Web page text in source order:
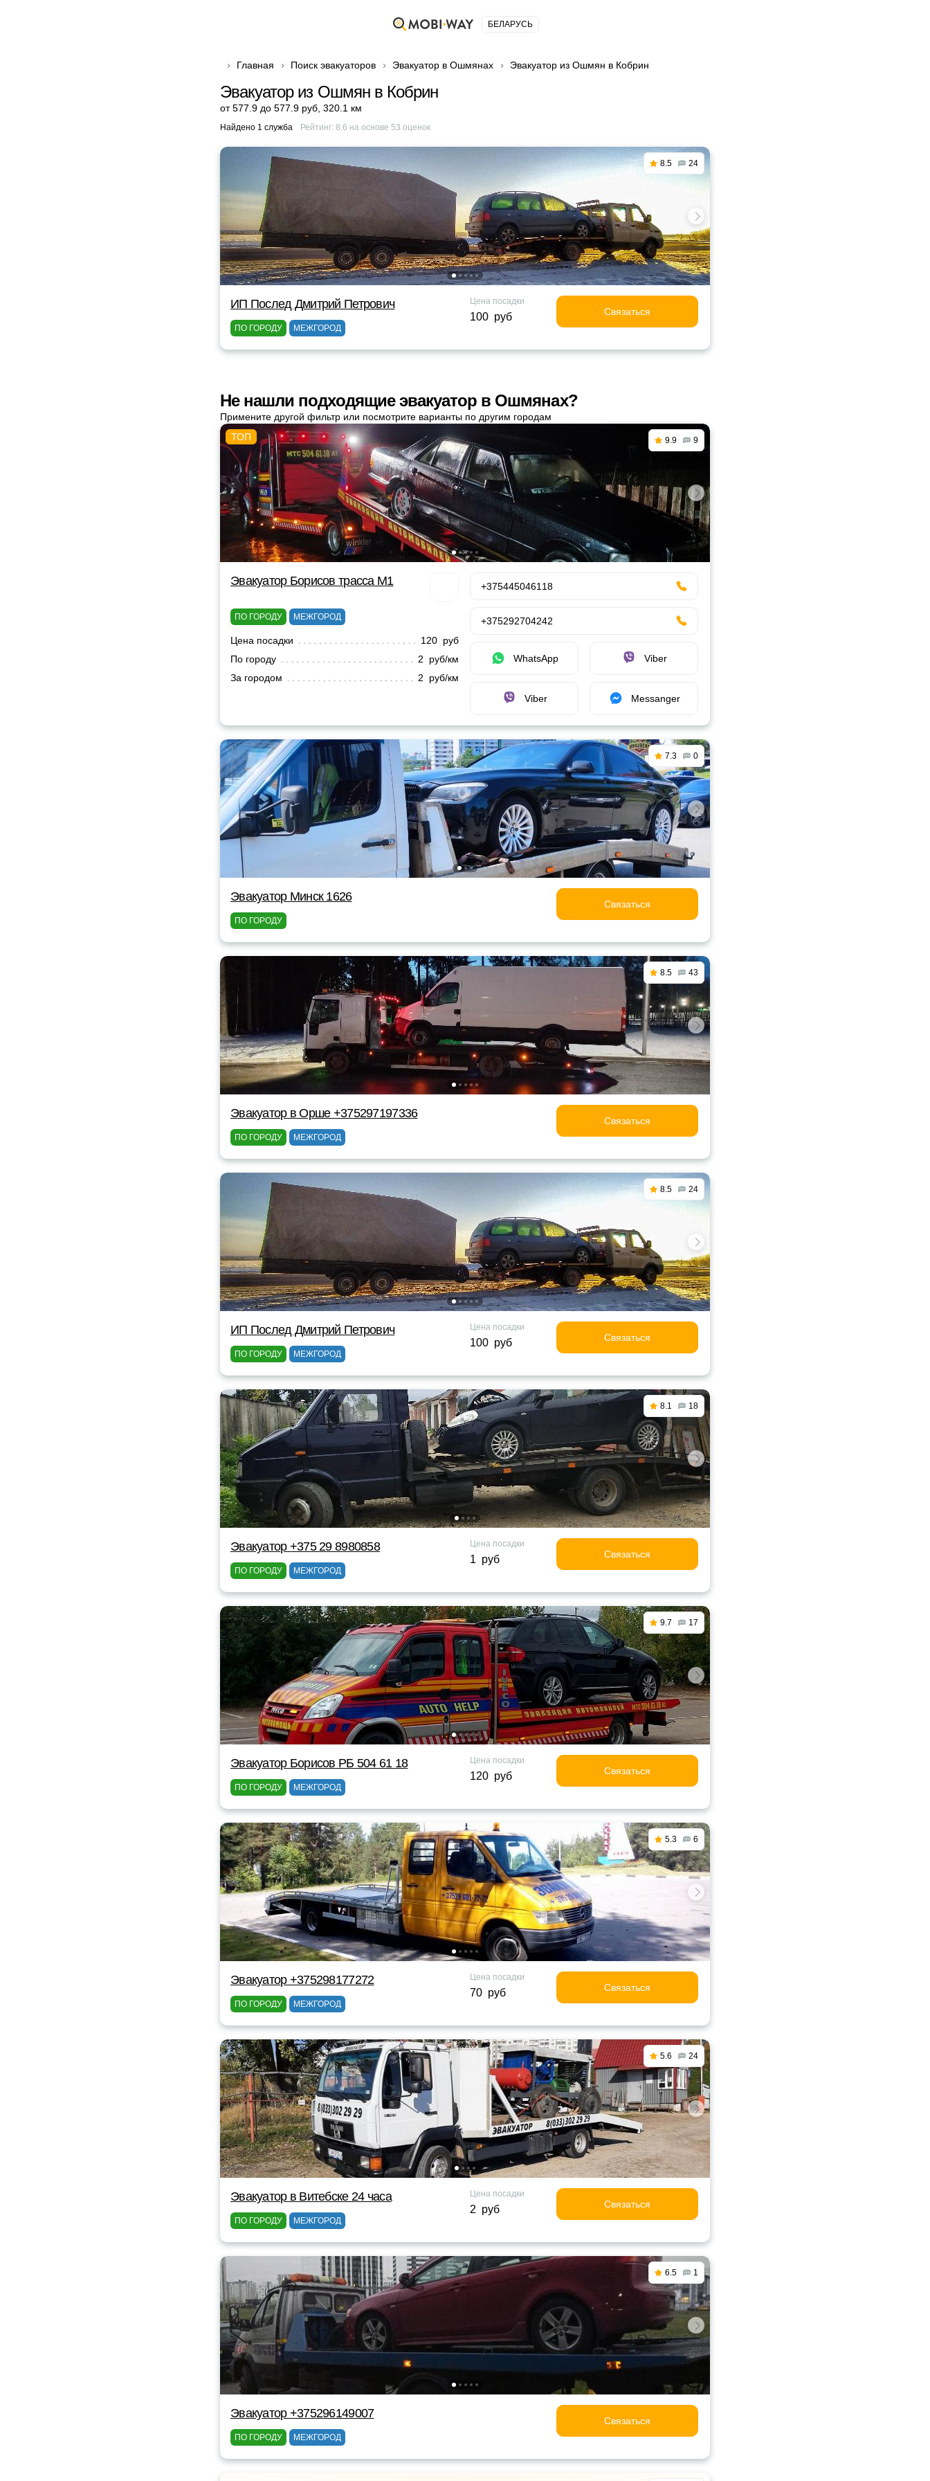
БЕЛАРУСЬ
Главная Поиск эвакуаторов Эвакуатор в Ошмянах Эвакуатор из Ошмян в Кобрин
Эвакуатор из Ошмян в Кобрин
от 577.9 до 577.9 руб 320.1 км
Найдено 1 служба Рейтинг: 8.6 на основе 53 оценок
8.5 24
ИП Послед Дмитрий Петрович
ПО ГОРОДУ МЕЖГОРОД
Цена посадки
100 руб Связаться
Не нашли подходящие эвакуатор в Ошмянах?
Примените другой фильтр или посмотрите варианты по другим городам
9.9 9
Эвакуатор Борисов трасса М1
ПО ГОРОДУ МЕЖГОРОД
Цена посадки
120 руб
По городу
2 руб/км
За городом
2 руб/км
+375445046118
+375292704242
WhatsApp Viber
Viber Messanger
7.3 0
Эвакуатор Минск 1626
ПО ГОРОДУ
Связаться
8.5 43
Эвакуатор в Орше +375297197336
ПО ГОРОДУ МЕЖГОРОД
Связаться
8.5 24
ИП Послед Дмитрий Петрович
ПО ГОРОДУ МЕЖГОРОД
Цена посадки
100 руб Связаться
8.1 18
Эвакуатор +375 29 8980858
ПО ГОРОДУ МЕЖГОРОД
Цена посадки
1 руб Связаться
9.7 17
Эвакуатор Борисов РБ 504 61 18
ПО ГОРОДУ МЕЖГОРОД
Цена посадки
120 руб Связаться
5.3 6
Эвакуатор +375298177272
ПО ГОРОДУ МЕЖГОРОД
Цена посадки
70 руб Связаться
5.6 24
Эвакуатор в Витебске 24 часа
ПО ГОРОДУ МЕЖГОРОД
Цена посадки
2 руб Связаться
6.5 1
Эвакуатор +375296149007
ПО ГОРОДУ МЕЖГОРОД
Связаться